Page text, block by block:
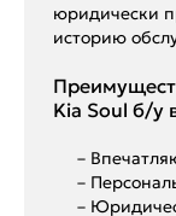
юридически
историю
Kia Soul б/у
–
–
–